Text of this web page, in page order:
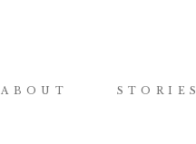
ABOUT STORIES